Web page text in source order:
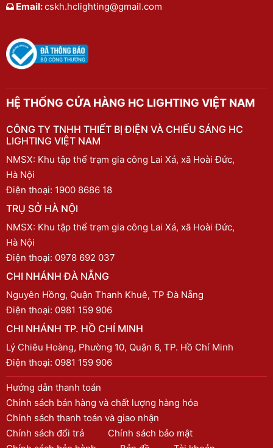
Email:cskh.hclighting@gmail.com
HỆ THỐNG CỬA HÀNG HC LIGHTING VIỆT NAM
CÔNG TY TNHH THIẾT BỊ ĐIỆN VÀ CHIẾU SÁNG HC
LIGHTING VIỆT NAM
NMSX: Khu tập thể trạm gia công Lai Xá, xã Hoài Đức,
Hà Nội
Điện thoại: 1900 8686 18
TRỤ SỞ HÀ NỘI
NMSX: Khu tập thể trạm gia công Lai Xá, xã Hoài Đức,
Hà Nội
Điện thoại: 0978 692 037
CHI NHÁNH ĐÀ NẴNG
Nguyên Hồng, Quận Thanh Khuê, TP Đà Nẵng
Điện thoại: 0981 159 906
CHI NHÁNH TP. HỒ CHÍ MINH
Lý Chiêu Hoàng, Phường 10, Quận 6, TP. Hồ Chí Minh
Điện thoại: 0981 159 906
Hướng dẫn thanh toán
Chính sách bán hàng và chất lượng hàng hóa
Chính sách thanh toán và giao nhận
Chính sách đổi trả
Chính sách bảo mật